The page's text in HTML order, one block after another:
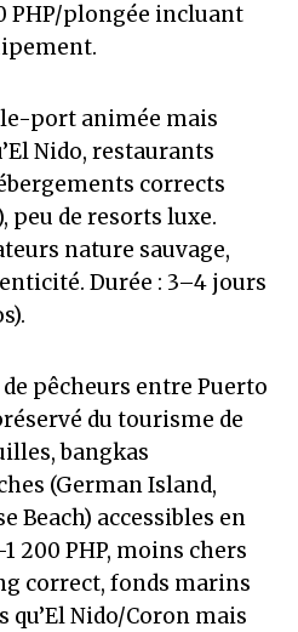
PHP/plongée incluant
port animée mais
Nido, restaurants
corrects
peu de resorts luxe.
nature sauvage,
Durée : 3–4 jours
pêcheurs entre Puerto
du tourisme de
bangkas
(German Island,
Beach) accessibles en
200 PHP, moins chers
correct, fonds marins
Nido/Coron mais